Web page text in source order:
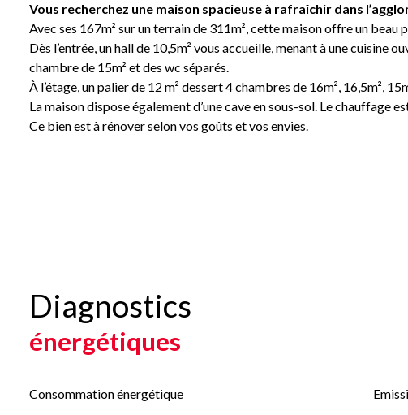
Vous recherchez une maison spacieuse à rafraîchir dans
Avec ses 167m² sur un terrain de 311m², cette maison offre un beau
Dès l’entrée, un hall de 10,5m² vous accueille, menant à une cuisine
chambre de 15m² et des wc séparés.
À l’étage, un palier de 12 m² dessert 4 chambres de 16m², 16,5m²,
La maison dispose également d’une cave en sous-sol. Le chauffage
Ce bien est à rénover selon vos goûts et vos envies.
Diagnostics
énergétiques
Consommation énergétique